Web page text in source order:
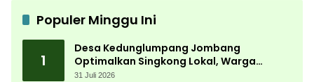
Populer Minggu Ini
1
Desa Kedunglumpang Jombang
Optimalkan Singkong Lokal, Warga
Diajari Produksi Tepung Mocaf
31 Juli 2026